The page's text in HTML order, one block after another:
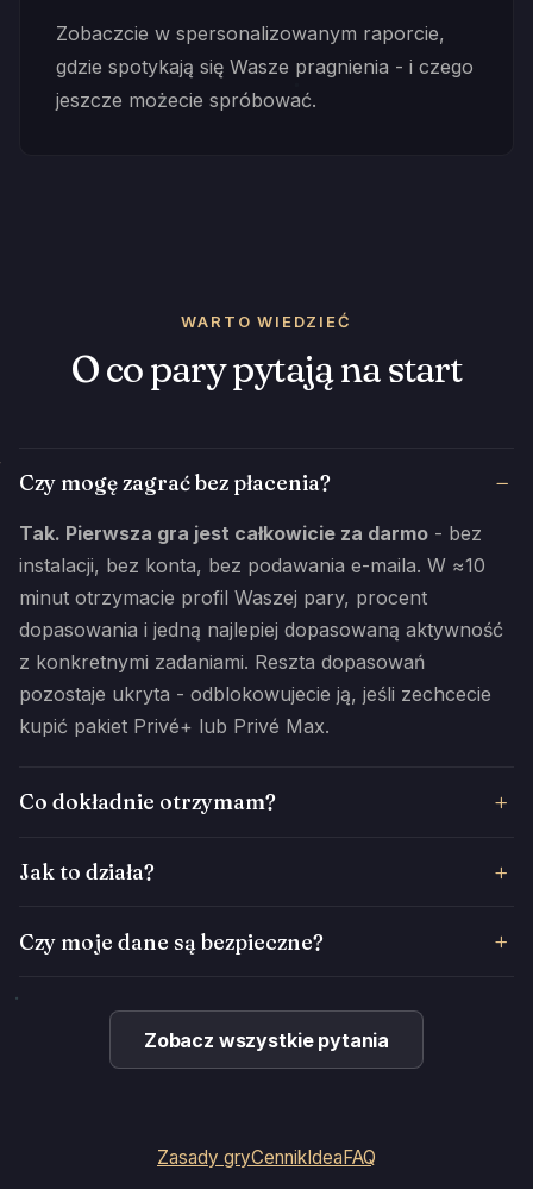
Zobaczcie w spersonalizowanym raporcie,
gdzie spotykają się Wasze pragnienia - i czego
jeszcze możecie spróbować.
WARTO WIEDZIEĆ
O co pary pytają na start
Czy mogę zagrać bez płacenia?
Tak. Pierwsza gra jest całkowicie za darmo - bez
instalacji, bez konta, bez podawania e-maila. W ≈10
minut otrzymacie profil Waszej pary, procent
dopasowania i jedną najlepiej dopasowaną aktywność
z konkretnymi zadaniami. Reszta dopasowań
pozostaje ukryta - odblokowujecie ją, jeśli zechcecie
kupić pakiet Privé+ lub Privé Max.
Co dokładnie otrzymam?
Jak to działa?
Czy moje dane są bezpieczne?
Zobacz wszystkie pytania
Zasady gryCennik Idea FAQ